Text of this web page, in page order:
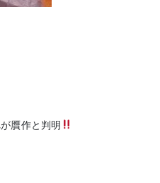
贋作と判明